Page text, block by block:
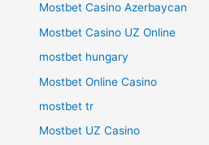
Mostbet Casino Azerbaycan
Mostbet Casino UZ Online
mostbet hungary
Mostbet Online Casino
mostbet tr
Mostbet UZ Casino